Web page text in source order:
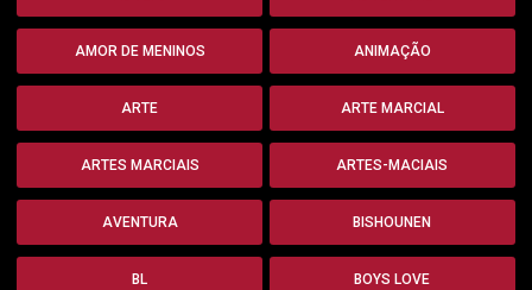
AMOR DE MENINOS ANIMAÇÃO
ARTE ARTE MARCIAL
ARTES MARCIAIS ARTES-MACIAIS
AVENTURA BISHOUNEN
BL BOYS LOVE